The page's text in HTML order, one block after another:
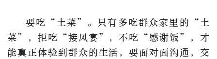
要吃“土菜”。只有多吃群众家里的“土
菜”，拒吃“接风宴”，不吃“感谢饭”，才
能真正体验到群众的生活，要面对面沟通，交